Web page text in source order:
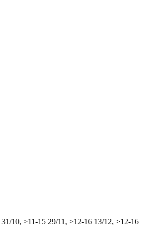
31/10, >11-15 29/11, >12-16 13/12, >12-16